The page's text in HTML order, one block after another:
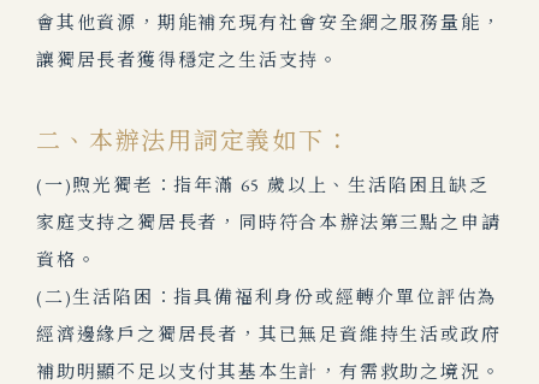
會其他資源，期能補充現有社會安全網之服務量能，
讓獨居長者獲得穩定之生活支持。
二、本辦法用詞定義如下：
(一)煦光獨老：指年滿 65 歲以上、生活陷困且缺乏
家庭支持之獨居長者，同時符合本辦法第三點之申請
資格。
(二)生活陷困：指具備福利身份或經轉介單位評估為
經濟邊緣戶之獨居長者，其已無足資維持生活或政府
補助明顯不足以支付其基本生計，有需救助之境況。